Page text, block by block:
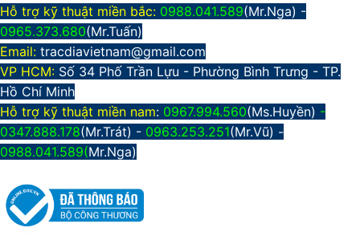
Hỗ trợ kỹ thuật miền bắc: 0988.041.589(Mr.Nga) -
0965.373.680(Mr.Tuấn)
Email: tracdiavietnam@gmail.com
VP HCM: Số 34 Phố Trần Lựu - Phường Bình Trưng - TP.
Hồ Chí Minh
Hỗ trợ kỹ thuật miền nam: 0967.994.560(Ms.Huyền) -
0347.888.178(Mr.Trát) - 0963.253.251(Mr.Vũ) -
0988.041.589(Mr.Nga)